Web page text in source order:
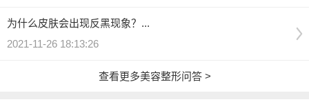
为什么皮肤会出现反黑现象？...
2021-11-26 18:13:26
查看更多美容整形问答 >